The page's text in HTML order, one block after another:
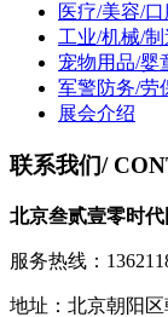
医疗/美容/
工业/机械/
宠物用品/婴
军警防务/劳
展会介绍
联系我们/
北京叁贰壹零时
服务热线：
地址：北京朝阳